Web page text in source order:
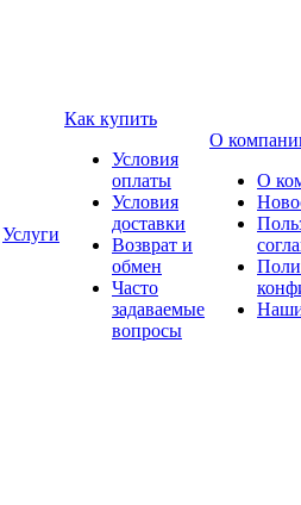
Услуги
Как купить
Условия
оплаты
Условия
доставки
Возврат и
обмен
Часто
задаваемые
вопросы
О
О